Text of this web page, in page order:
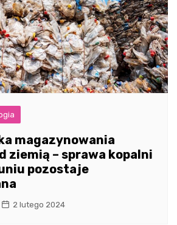
magazynowania
ziemią – sprawa kopalni
pozostaje
2 lutego 2024